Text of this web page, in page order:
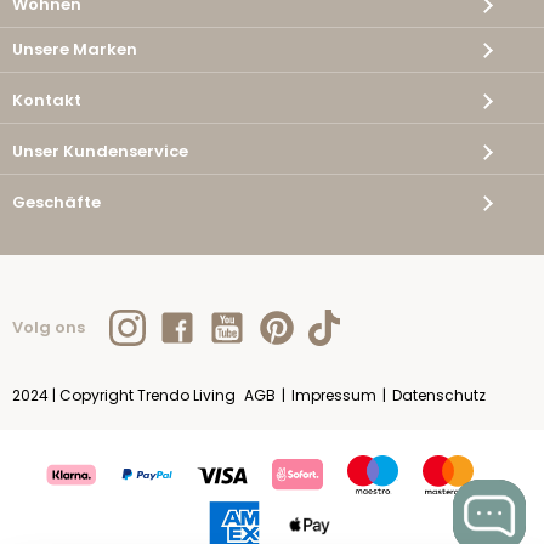
Unsere Marken
Kontakt
Unser Kundenservice
Geschäfte
Volg ons
2024 | Copyright Trendo Living AGB | Impressum | Datenschutz